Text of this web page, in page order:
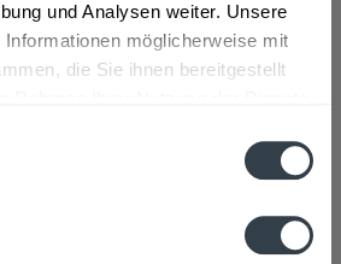
und Analysen weiter. Unsere
möglicherweise mit
die Sie ihnen bereitgestellt
31982